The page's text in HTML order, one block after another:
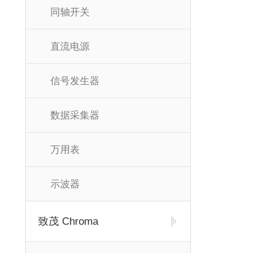
同轴开关
直流电源
信号发生器
数据采集器
万用表
示波器
致茂 Chroma